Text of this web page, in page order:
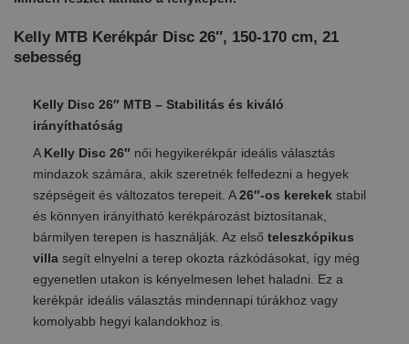
Kelly MTB Kerékpár Disc 26″, 150-170 cm, 21
sebesség
Kelly Disc 26″ MTB – Stabilitás és kiváló
irányíthatóság
A Kelly Disc 26″női hegyikerékpár ideális választás
mindazok számára, akik szeretnék felfedezni a hegyek
szépségeit és változatos terepeit. A26″-os kerekek stabil
és könnyen irányítható kerékpározást biztosítanak,
bármilyen terepen is használják. Az első teleszkópikus
villasegít elnyelni a terep okozta rázkódásokat, így még
egyenetlen utakon is kényelmesen lehet haladni. Ez a
kerékpár ideális választás mindennapi túrákhoz vagy
komolyabb hegyi kalandokhoz is.